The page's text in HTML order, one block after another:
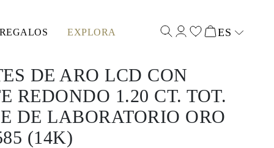
EXPLORA ES
DE ARO LCD CON
REDONDO 1.20 CT. TOT.
DE LABORATORIO ORO
(14K)